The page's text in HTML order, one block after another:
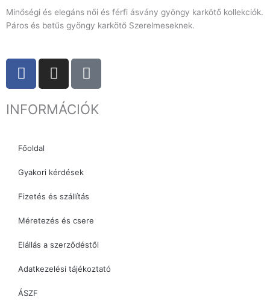
Minőségi és elegáns női és férfi ásvány gyöngy karkötő kollekciók.
Páros és betűs gyöngy karkötő Szerelmeseknek.
F
a
e
o
o
k
I
n
t
a
T
i
t
INFORMÁCIÓK
Főoldal
Gyakori kérdések
Fizetés és szállítás
Méretezés és csere
Elállás a szerződéstől
Adatkezelési tájékoztató
ÁSZF